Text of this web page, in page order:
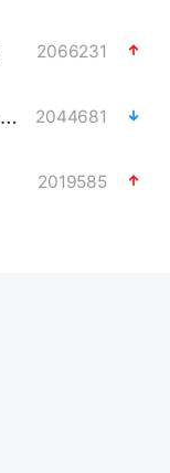
2066231
法国下周开始禁止未经同意的电话营销 2044681
2019585